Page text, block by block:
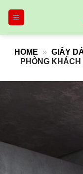
HOME » GIẤY
PHÒNG